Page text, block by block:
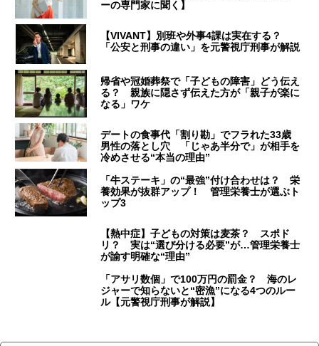
ーの専門家に聞く】
【VIVANT】別班や外事4課は実在する？
「公安と刑事の違い」を元警視庁刑事が解説
帰省や冠婚葬祭で「子どもの障害」どう伝え
る？ 親族に隠さず伝えた方が「親子が楽に
なる」ワケ
デートの食事代「割り勘」でフラれた33歳
男性の落とし穴 「じゃあ半分で」が相手を
冷めさせる“本当の理由”
「牛ステーキ」の“最強”付け合わせは？ 栄
養効果が抜群アップ！ 管理栄養士が選ぶト
ップ3
【熱中症】子どもの対策は麦茶？ スポド
リ？ 実は“選び分ける必要”が…管理栄養士
が諭す明確な“理由”
「アサリ数個」で100万円の罰金？ 海のレ
ジャーで知らないと“密漁”になる4つのルー
ル【元警視庁刑事が解説】